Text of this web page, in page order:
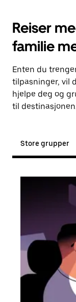
Reiser
familie
Enten du
tilpasninger, vil
hjelpe deg og
til
Store grupper